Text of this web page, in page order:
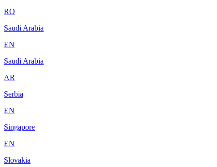
RO
Saudi Arabia
EN
Saudi Arabia
AR
Serbia
EN
Singapore
EN
Slovakia